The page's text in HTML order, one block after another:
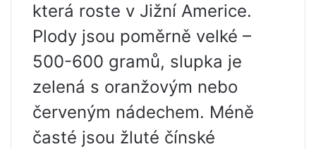
která roste v Jižní Americe.
Plody jsou poměrně velké –
500-600 gramů, slupka je
zelená s oranžovým nebo
červeným nádechem. Méně
časté jsou žluté čínské